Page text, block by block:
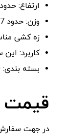
ارتفاع: حدود 10.5 سانتیمتر
وزن: حدود 27 گرم
زه کشی
کاربرد:
بسته بندی: 500 عددی
قیمت
در جهت سفارش